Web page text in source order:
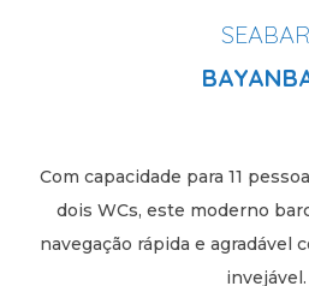
SEABAR
Com capacidade para 11
dois WCs, este moderno
navegação rápida e agradável
invejável.